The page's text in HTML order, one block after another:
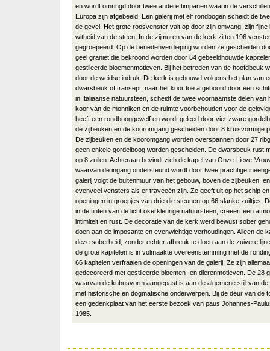
en wordt omringd door twee andere timpanen waarin de
Europa zijn afgebeeld. Een galerij met elf rondbogen scheidt de
de gevel. Het grote roosvenster valt op door zijn omvang, zijn fijne
witheid van de steen. In de zijmuren van de kerk zitten 196
gegroepeerd. Op de benedenverdieping worden ze gescheiden
geel graniet die bekroond worden door 64 gebeeldhouwde
gestileerde bloemenmotieven. Bij het betreden van de hoofdbeuk
door de weidse indruk. De kerk is gebouwd volgens het plan van
dwarsbeuk of transept, naar het koor toe afgeboord door een
in Italiaanse natuursteen, scheidt de twee voornaamste delen van
koor van de monniken en de ruimte voorbehouden voor de
heeft een rondbooggewelf en wordt geleed door vier zware
de zijbeuken en de kooromgang gescheiden door 8 kruisvormige
De zijbeuken en de kooromgang worden overspannen door 27
geen enkele gordelboog worden gescheiden. De dwarsbeuk rust
op 8 zuilen. Achteraan bevindt zich de kapel van Onze-Lieve-
waarvan de ingang ondersteund wordt door twee prachtige
galerij volgt de buitenmuur van het gebouw, boven de zijbeuken,
evenveel vensters als er traveeën zijn. Ze geeft uit op het schip
openingen in groepjes van drie die steunen op 66 slanke zuiltjes.
in de tinten van de licht okerkleurige natuursteen, creëert een
intimiteit en rust. De decoratie van de kerk werd bewust sober
doen aan de imposante en evenwichtige verhoudingen. Alleen de
deze soberheid, zonder echter afbreuk te doen aan de zuivere
de grote kapitelen is in volmaakte overeenstemming met de
66 kapitelen verfraaien de openingen van de galerij. Ze zijn
gedecoreerd met gestileerde bloemen- en dierenmotieven. De 28
waarvan de kubusvorm aangepast is aan de algemene stijl van
met historische en dogmatische onderwerpen. Bij de deur van de
een gedenkplaat van het eerste bezoek van paus Johannes-
1985.